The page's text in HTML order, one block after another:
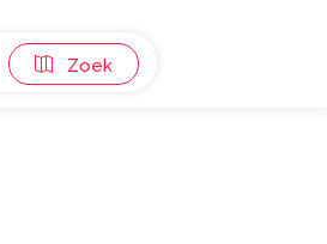
Zoek